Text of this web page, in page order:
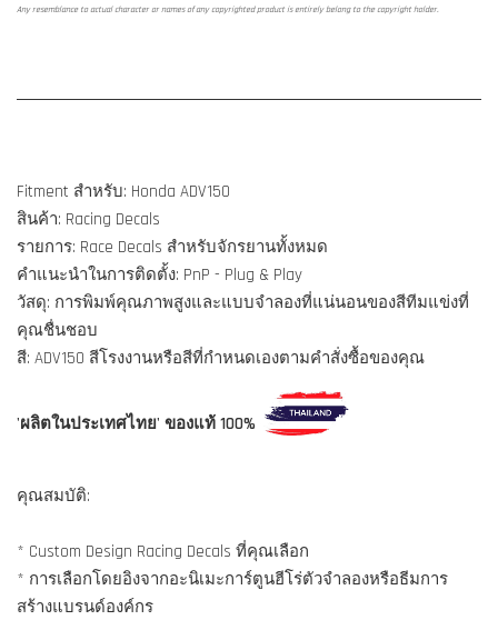
Any resemblance to actual character or names of any copyrighted product is entirely belong to the copyright holder.
Fitment สำหรับ: Honda ADV150
สินค้า: Racing Decals
รายการ: Race Decals สำหรับจักรยานทั้งหมด
คำแนะนำในการติดตั้ง: PnP - Plug & Play
วัสดุ: การพิมพ์คุณภาพสูงและแบบจำลองที่แน่นอนของสีทีมแข่งที่
คุณชื่นชอบ
สี: ADV150 สีโรงงานหรือสีที่กำหนดเองตามคำสั่งซื้อของคุณ
'ผลิตในประเทศไทย' ของแท้ 100%
คุณสมบัติ:
* Custom Design Racing Decals ที่คุณเลือก
* การเลือกโดยอิงจากอะนิเมะการ์ตูนฮีโร่ตัวจำลองหรือธีมการ
สร้างแบรนด์องค์กร